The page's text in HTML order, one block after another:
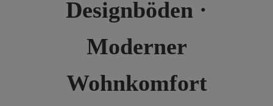
Designböden ·
Moderner
Wohnkomfort